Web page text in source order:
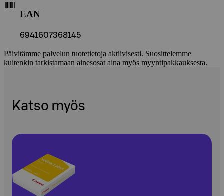
EAN
6941607368145
Päivitämme palvelun tuotetietoja aktiivisesti. Suosittelemme
kuitenkin tarkistamaan ainesosat aina myös myyntipakkauksesta.
Katso myös